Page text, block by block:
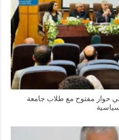
حوار مفتوح مع طلاب جامعة